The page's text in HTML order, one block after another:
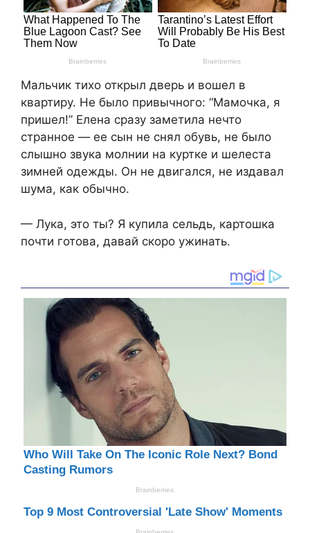
Мальчик тихо открыл дверь и вошел в
квартиру. Не было привычного: “Мамочка, я
пришел!” Елена сразу заметила нечто
странное — ее сын не снял обувь, не было
слышно звука молнии на куртке и шелеста
зимней одежды. Он не двигался, не издавал
шума, как обычно.
— Лука, это ты? Я купила сельдь, картошка
почти готова, давай скоро ужинать.